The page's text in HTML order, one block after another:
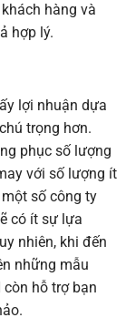
hàng và
hợp lý.
lợi nhuận dựa
trọng hơn.
phục số lượng
với số lượng ít
số công ty
có ít sự lựa
nhiên, khi đến
những mẫu
còn hỗ trợ bạn